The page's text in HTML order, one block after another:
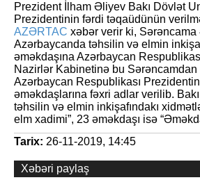
Prezident İlham Əliyev Bakı Dövlət
Prezidentinin fərdi təqaüdünün
AZƏRTAC xəbər verir ki,
Azərbaycanda təhsilin və elmin
əməkdaşına Azərbaycan
Nazirlər Kabinetinə bu Sərəncamdan
Azərbaycan Respublikası
əməkdaşlarına fəxri adlar verilib.
təhsilin və elmin inkişafındakı
elm xadimi”, 23 əməkdaşı isə
Tarix: 26-11-2019, 14:45
Xəbəri paylaş